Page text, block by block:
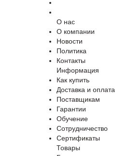
О нас
О компании
Новости
Политика
Контакты
Информация
Как купить
Доставка и оплата
Поставщикам
Гарантии
Обучение
Сотрудничество
Сертификаты
Товары